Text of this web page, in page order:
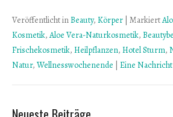
Veröffentlicht inBeauty, Körper Markiert
Kosmetik,Aloe Vera-Naturkosmetik,
Frischekosmetik, Heilpflanzen, Hotel Sturm,
Natur, Wellnesswochenende Eine